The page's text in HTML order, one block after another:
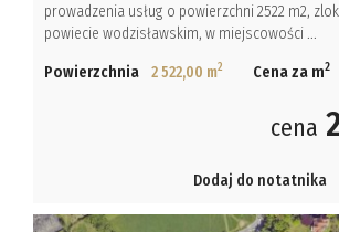
prowadzenia usług o powierzchni 2522 m2,
powiecie wodzisławskim, w miejscowości ...
Powierzchnia 2 522,00 m2 Cena za m2
cena
Dodaj do notatnika